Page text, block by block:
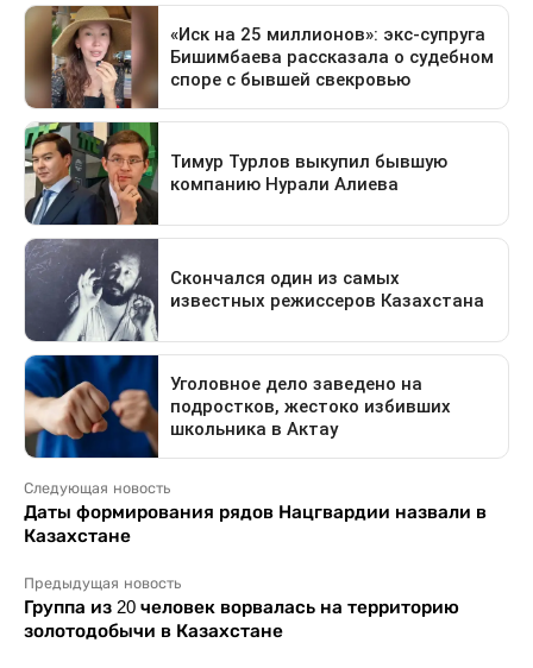
Следующая новость
Даты формирования рядов Нацгвардии назвали в
Казахстане
Предыдущая новость
Группа из 20 человек ворвалась на территорию
золотодобычи в Казахстане